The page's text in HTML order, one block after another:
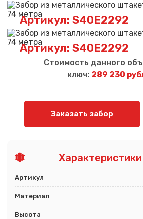
Артикул: S40E2292
Артикул: S40E2292
Стоимость данного
ключ: 289 230
Заказать забор
Характеристики
Артикул
Материал
Высота